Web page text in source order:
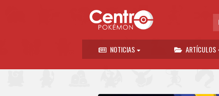
NOTICIAS ARTÍCULOS